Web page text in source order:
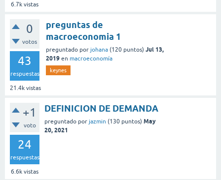
6.7k vistas
0
votos
43
respuestas
21.4k vistas
preguntas de
macroeconomia 1
preguntado por johana (120 puntos) Jul 13,
2019 en macroeconomía
keynes
+1
voto
24
respuestas
6.6k vistas
DEFINICION DE DEMANDA
preguntado por jazmin (130 puntos) May
20, 2021